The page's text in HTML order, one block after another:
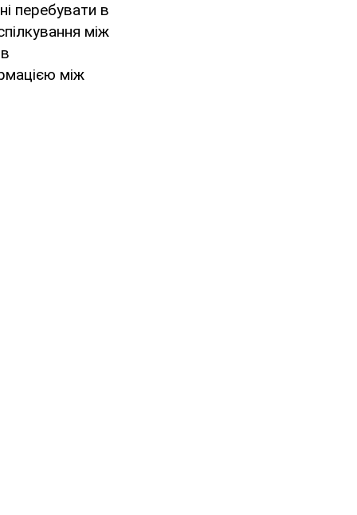
перебувати в
між
між